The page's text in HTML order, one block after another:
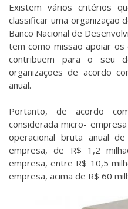
Existem vários critérios
classificar uma organização
Banco Nacional de
tem como missão apoiar
contribuem para o seu
organizações de acordo
anual.
Portanto, de acordo
considerada micro-
operacional bruta anual
empresa, de R$ 1,2
empresa, entre R$ 10,5
empresa, acima de R$ 60